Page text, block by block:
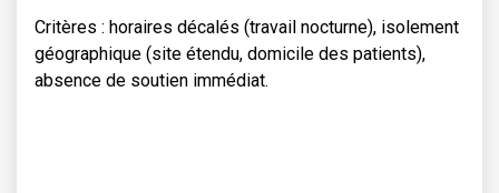
Critères : horaires décalés (travail nocturne), isolement
géographique (site étendu, domicile des patients),
absence de soutien immédiat.